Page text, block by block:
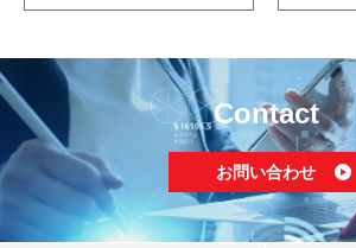
Contact
お問い合わせ